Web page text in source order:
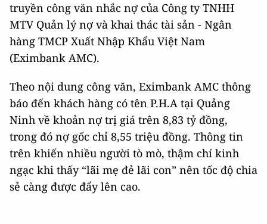
truyền công văn nhắc nợ của Công ty TNHH
MTV Quản lý nợ và khai thác tài sản - Ngân
hàng TMCP Xuất Nhập Khẩu Việt Nam
(Eximbank AMC).
Theo nội dung công văn, Eximbank AMC thông
báo đến khách hàng có tên P.H.A tại Quảng
Ninh về khoản nợ trị giá trên 8,83 tỷ đồng,
trong đó nợ gốc chỉ 8,55 triệu đồng. Thông tin
trên khiến nhiều người tò mò, thậm chí kinh
ngạc khi thấy “lãi mẹ đẻ lãi con” nên tốc độ chia
sẻ càng được đẩy lên cao.